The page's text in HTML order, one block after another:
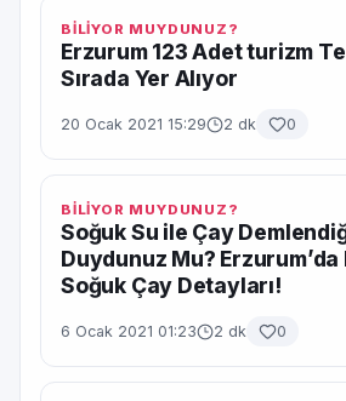
BİLİYOR MUYDUNUZ?
Erzurum 123 Adet turizm
Sırada Yer Alıyor
20 Ocak 2021 15:29 2 dk 0
BİLİYOR MUYDUNUZ?
Soğuk Su ile Çay
Duydunuz Mu? Erzurum’da
Soğuk Çay Detayları!
6 Ocak 2021 01:23 2 dk 0